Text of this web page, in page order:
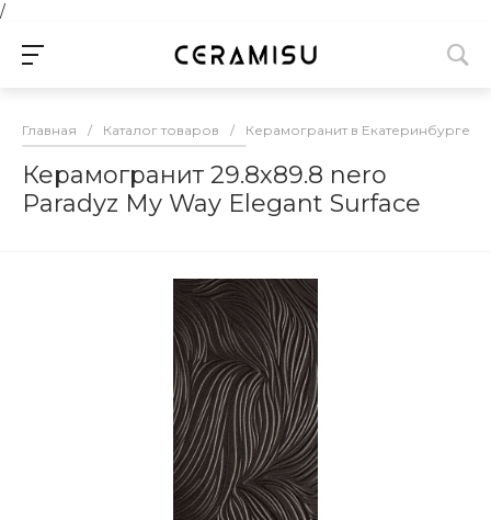
/
Главная / Каталог товаров / Керамогранит в Екатеринбурге
Керамогранит 29.8х89.8 nero
Paradyz My Way Elegant Surface